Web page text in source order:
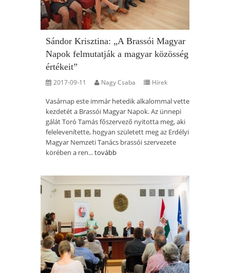
Sándor Krisztina: „A Brassói Magyar
Napok felmutatják a magyar közösség
értékeit”
2017-09-11 Nagy Csaba Hírek
Vasárnap este immár hetedik alkalommal vette
kezdetét a Brassói Magyar Napok. Az ünnepi
gálát Toró Tamás főszervező nyitotta meg, aki
felelevenítette, hogyan született meg az Erdélyi
Magyar Nemzeti Tanács brassói szervezete
körében a ren...tovább